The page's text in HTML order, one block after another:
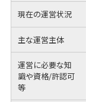
現在の運営状況
主な運営主体
運営に必要な知
識や資格/許認可
等